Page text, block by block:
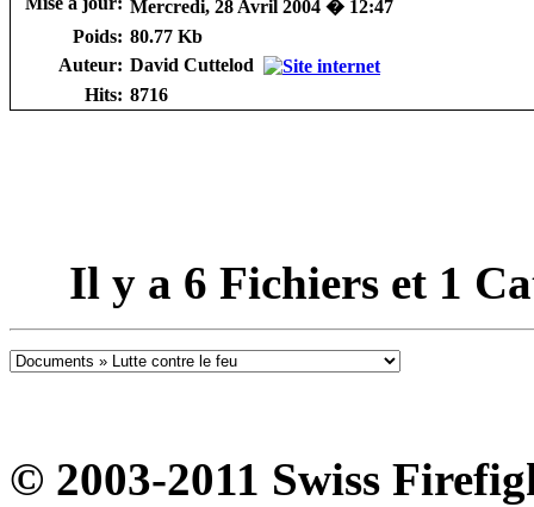
Mercredi, 28 Avril 2004 � 12:47
Poids: 80.77 Kb
Auteur: David Cuttelod
Hits: 8716
Il y a 6 Fichiers et 1
© 2003-2011 Swiss